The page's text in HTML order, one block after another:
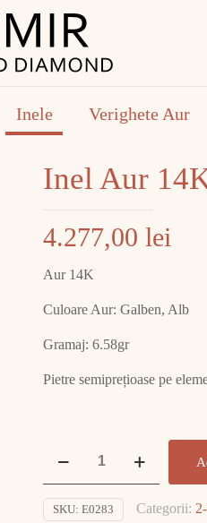
Inele Verighete Aur
Inel Aur
4.277,00 lei
Aur 14K
Culoare Aur: Galben, Alb
Gramaj: 6.58gr
Pietre semiprețioase pe
14K
SKU: E0283 Categorii: